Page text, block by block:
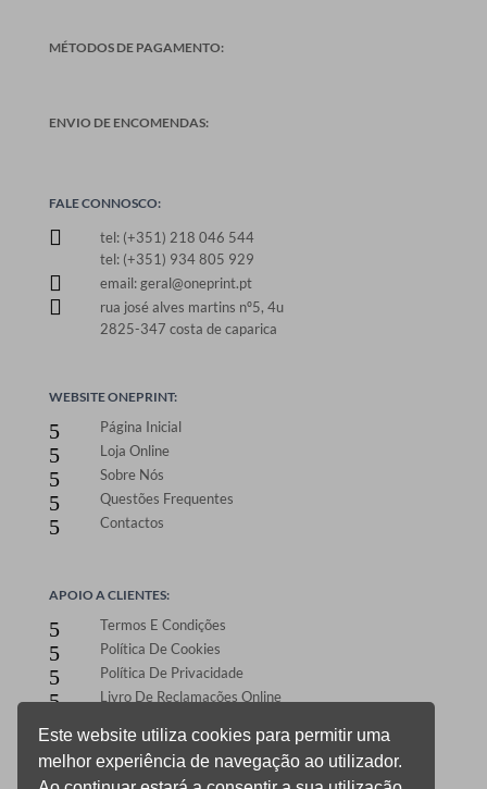
MÉTODOS DE PAGAMENTO:
ENVIO DE ENCOMENDAS:
FALE CONNOSCO:

tel: (+351) 218 046 544
tel: (+351) 934 805 929
 email: geral@oneprint.pt

rua josé alves martins nº5, 4u
2825-347 costa de caparica
WEBSITE ONEPRINT:
5 Página Inicial
5 Loja Online
5 Sobre Nós
5 Questões Frequentes
5 Contactos
APOIO A CLIENTES:
5 Termos E Condições
5 Política De Cookies
5 Política De Privacidade
5 Livro De Reclamações Online
ÁREA DE CLIENTES:
Este website utiliza cookies para permitir uma
melhor experiência de navegação ao utilizador.